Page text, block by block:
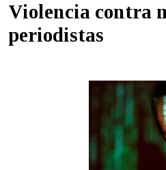
Violencia contra
periodistas